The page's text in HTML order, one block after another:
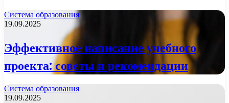
Система образования
19.09.2025
Эффективное написание учебного
проекта: советы и рекомендации
Система образования
19.09.2025